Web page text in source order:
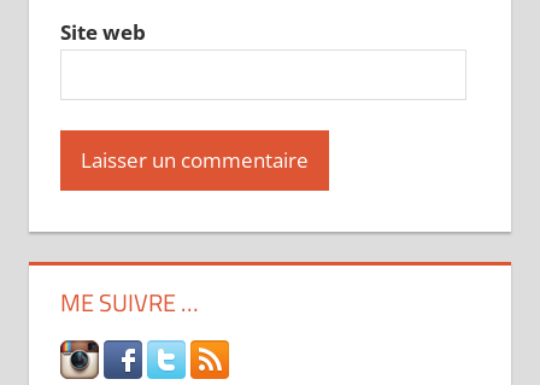
Site web
ME SUIVRE …